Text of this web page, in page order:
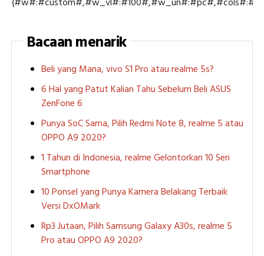
Bacaan menarik
Beli yang Mana, vivo S1 Pro atau realme 5s?
6 Hal yang Patut Kalian Tahu Sebelum Beli ASUS
ZenFone 6
Punya SoC Sama, Pilih Redmi Note 8, realme 5 atau
OPPO A9 2020?
1 Tahun di Indonesia, realme Gelontorkan 10 Seri
Smartphone
10 Ponsel yang Punya Kamera Belakang Terbaik
Versi DxOMark
Rp3 Jutaan, Pilih Samsung Galaxy A30s, realme 5
Pro atau OPPO A9 2020?